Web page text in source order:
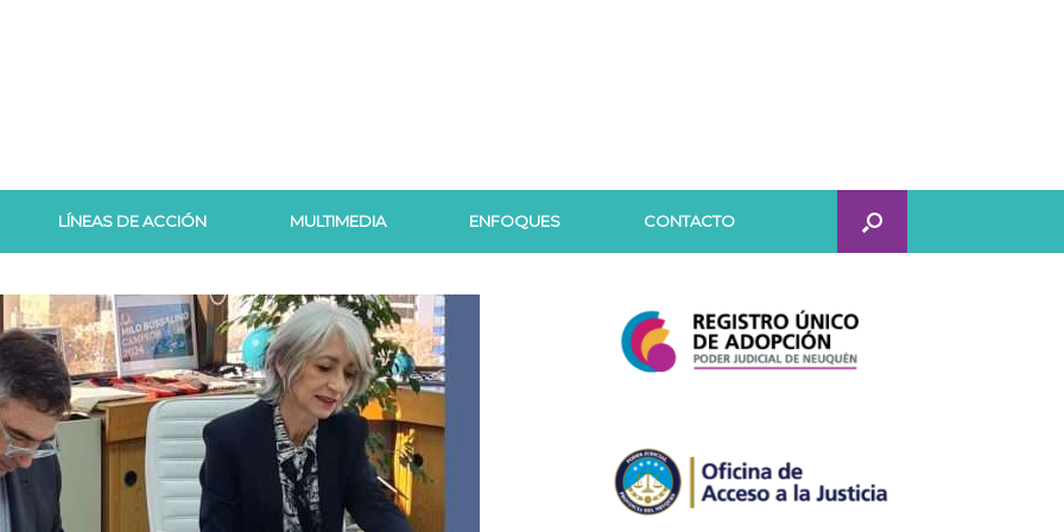
LÍNEAS DE ACCIÓN MULTIMEDIA ENFOQUES CONTACTO